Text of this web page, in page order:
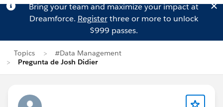
Bring your team and maximize your impact at
Dreamforce. Registerthree or more to unlock
$999 passes.
Topics
#Data Management
Pregunta de Josh Didier